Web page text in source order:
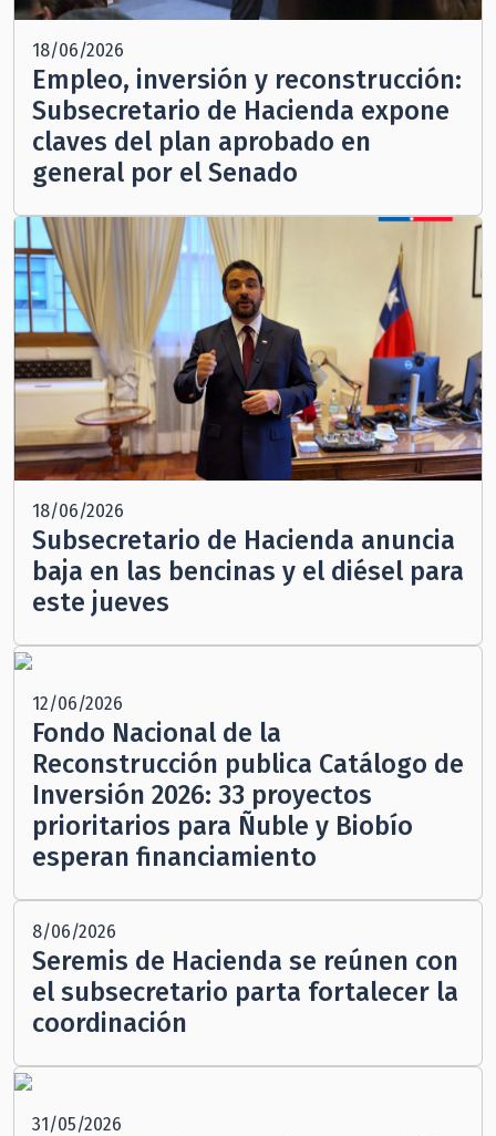
18/06/2026
Empleo, inversión y reconstrucción:
Subsecretario de Hacienda expone
claves del plan aprobado en
general por el Senado
18/06/2026
Subsecretario de Hacienda anuncia
baja en las bencinas y el diésel para
este jueves
12/06/2026
Fondo Nacional de la
Reconstrucción publica Catálogo de
Inversión 2026: 33 proyectos
prioritarios para Ñuble y Biobío
esperan financiamiento
8/06/2026
Seremis de Hacienda se reúnen con
el subsecretario parta fortalecer la
coordinación
31/05/2026